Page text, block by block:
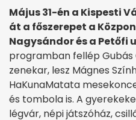
Május 31-én a Kispesti
át a főszerepet a
Nagysándor és a Petőfi
programban fellép Gubás
zenekar, lesz Mágnes
HaKunaMatata
és tombola is. A
légvár, népi játszóház,